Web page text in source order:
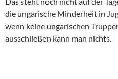
die ungarische Minderheit in
wenn keine ungarischen
ausschließen kann man nichts.